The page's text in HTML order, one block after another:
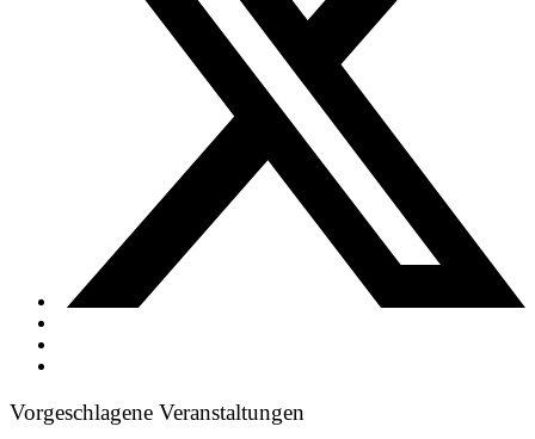
Vorgeschlagene Veranstaltungen